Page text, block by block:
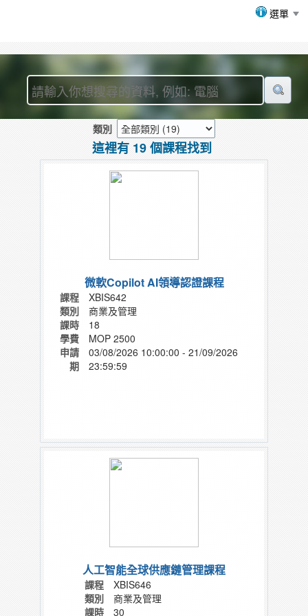
選單
類別
這裡有 19 個課程找到
微軟Copilot AI領導認證課程
課程
XBIS642
類別
商業及管理
課時
18
學費
MOP 2500
申請
期
03/08/2026 10:00:00 - 21/09/2026
23:59:59
人工智能全球供應鏈管理課程
課程
XBIS646
類別
商業及管理
課時
30